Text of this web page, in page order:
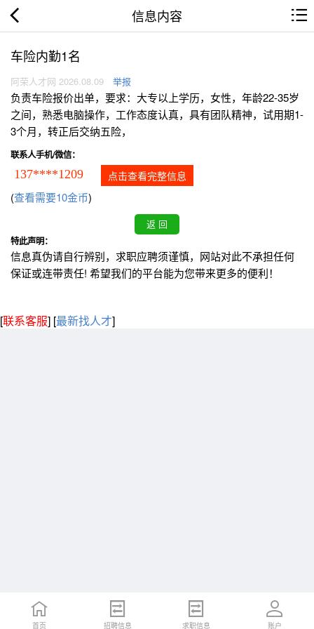
信息内容
车险内勤1名
阿荣人才网 2026.08.09 举报
负责车险报价出单，要求：大专以上学历，女性，年龄22-35岁
之间，熟悉电脑操作，工作态度认真，具有团队精神，试用期1-
3个月，转正后交纳五险，
联系人手机/微信：
137****1209 点击查看完整信息
(查看需要10金币)
特此声明：
信息真伪请自行辨别，求职应聘须谨慎，网站对此不承担任何
保证或连带责任! 希望我们的平台能为您带来更多的便利！
[联系客服] [最新找人才]
首页 招聘信息 求职信息 账户